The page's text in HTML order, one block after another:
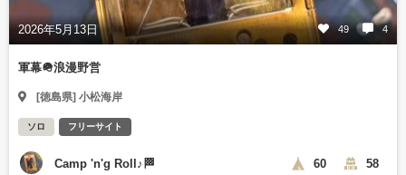
2026年5月13日 49 4
軍幕🪖浪漫野営
[徳島県] 小松海岸
ソロ フリーサイト
Camp 'n'g Roll♪🏁 60 58